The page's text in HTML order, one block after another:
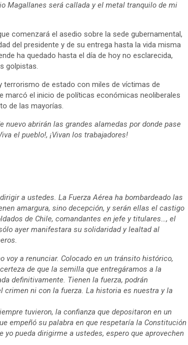
Magallanes será callada y el metal tranquilo de mi
comenzará el asedio sobre la sede gubernamental,
del presidente y de su entrega hasta la vida misma
ha quedado hasta el día de hoy no esclarecida,
golpistas.
terrorismo de estado con miles de víctimas de
marcó el inicio de políticas económicas neoliberales
de las mayorías.
nuevo abrirán las grandes alamedas por donde pase
el pueblo!, ¡Vivan los trabajadores!
a ustedes. La Fuerza Aérea ha bombardeado las
amargura, sino decepción, y serán ellas el castigo
de Chile, comandantes en jefe y titulares…, el
ayer manifestara su solidaridad y lealtad al
a renunciar. Colocado en un tránsito histórico,
de que la semilla que entregáramos a la
definitivamente. Tienen la fuerza, podrán
ni con la fuerza. La historia es nuestra y la
tuvieron, la confianza que depositaron en un
empeñó su palabra en que respetaría la Constitución
pueda dirigirme a ustedes, espero que aprovechen